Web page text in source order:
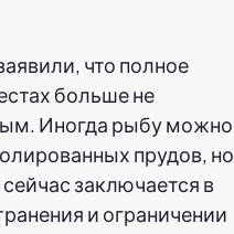
что полное
больше не
Иногда рыбу можно
прудов, но
заключается в
и ограничении